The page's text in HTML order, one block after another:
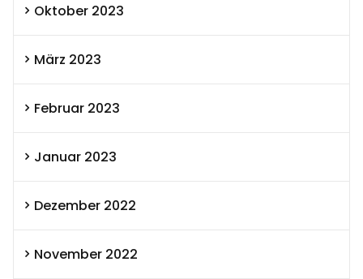
Oktober 2023
März 2023
Februar 2023
Januar 2023
Dezember 2022
November 2022